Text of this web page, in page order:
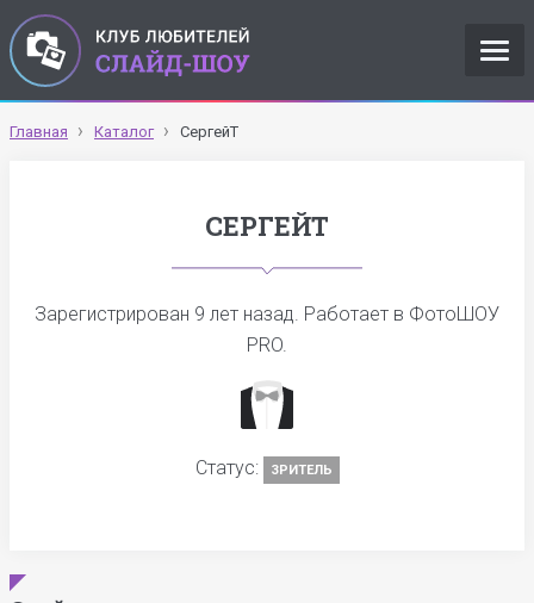
Главная Каталог СергейТ
СЕРГЕЙТ
Зарегистрирован 9 лет назад. Работает в ФотоШОУ
PRO.
Статус: ЗРИТЕЛЬ